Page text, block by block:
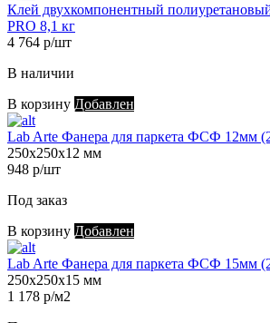
Клей двухкомпонентный
PRO 8,1 кг
4 764 р/шт
В наличии
В корзину Добавлен
Lab Arte Фанера для паркета ФСФ 12мм
250х250х12 мм
948 р/шт
Под заказ
В корзину Добавлен
Lab Arte Фанера для паркета ФСФ 15мм
250х250х15 мм
1 178 р/м2